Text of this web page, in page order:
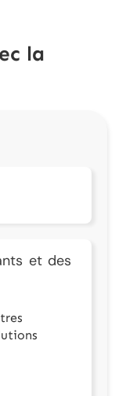
la
et des